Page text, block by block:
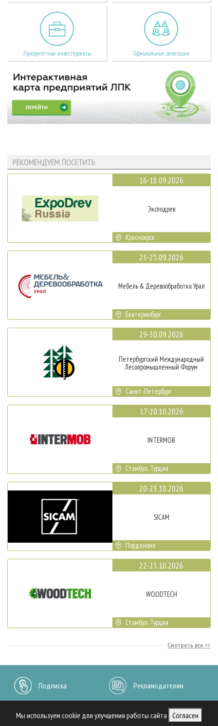
Мы используем cookie для улучшения работы сайта Согласен
Приоритетные инвестпроекты Официальные делегации
РЕКОМЕНДУЕМ ПОСЕТИТЬ
16-18.09.2026
Эксподрев
Красноярск
23-25.09.2026
Мебель & Деревообработка Урал
Екатеринбург
29-30.09.2026
Петербургский Международный
Лесопромышленный Форум
Санкт-Петербург
17-20.10.2026
INTERMOB
Стамбул, Турция
20-23.10.2026
SICAM
Порденоне
22-25.10.2026
WOODTECH
Стамбул, Турция
Смотреть все
Подписка Рекламодателям
Архив журналов Контакты